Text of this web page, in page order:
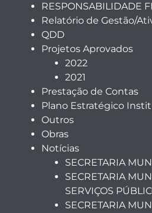
RESPONSABILIDADE
Relatório de Gestão/
QDD
Projetos Aprovados
2022
2021
Prestação de Contas
Plano Estratégico
Outros
Obras
Notícias
SECRETARIA
SECRETARIA
SERVIÇOS
SECRETARIA